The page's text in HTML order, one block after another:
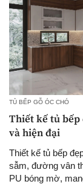
TỦ BẾP GỖ ÓC CHÓ
Thiết kế tủ bếp
và hiện đại
Thiết kế tủ bếp
sẫm, đường vân
PU bóng mờ,